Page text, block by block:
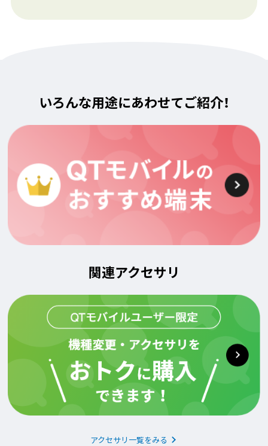
いろんな用途にあわせてご紹介！
関連アクセサリ
アクセサリ一覧をみる